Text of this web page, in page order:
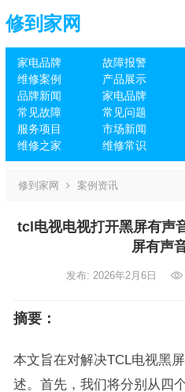
修到家网
家电品牌 故障报警
维修案例
产品展示
品牌新闻
家电品牌
常见故障
常见问题
服务项目
市场新闻
维修之家
维修常识
修到家网 案例资讯
tcl电视电视打开黑屏有声
屏有声
发布: 2026年2月6日
摘要：
本文旨在对解决TCL电视黑
述。首先，我们将分别从四